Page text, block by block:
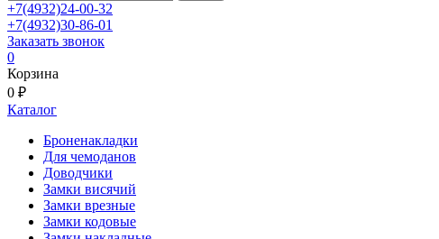
+7(4932)24-00-32
+7(4932)30-86-01
Заказать звонок
0
Корзина
0 ₽
Каталог
Броненакладки
Для чемоданов
Доводчики
Замки висячий
Замки врезные
Замки кодовые